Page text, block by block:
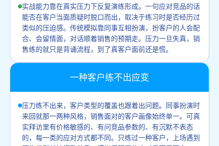
实战能力靠在真实压力下反复演练形成。一句应对竞品的话
能否在客户当面质疑时脱口而出，取决于练习时是否经历过
类似的压迫感。传统模拟靠同事互相扮演，扮客户的人会配
合、会留情面，对话顺着销售的预期走。压力一旦失真，销
售练的就只是背诵流程，到了真客户面前还是慌。
一种客户练不出应变
压力练不出来，客户类型的覆盖也跟着出问题。同事扮演时
来回就那一两种风格，销售面对的客户画像始终单一。可真
实拜访里有价格敏感的、有问竞品参数的、有沉默不表态
的，每一类的应对方式都不同。只练过一种客户，上场遇到